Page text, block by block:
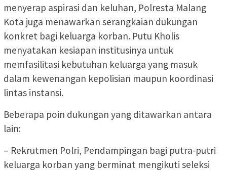
menyerap aspirasi dan keluhan, Polresta Malang
Kota juga menawarkan serangkaian dukungan
konkret bagi keluarga korban. Putu Kholis
menyatakan kesiapan institusinya untuk
memfasilitasi kebutuhan keluarga yang masuk
dalam kewenangan kepolisian maupun koordinasi
lintas instansi.
Beberapa poin dukungan yang ditawarkan antara
lain:
– Rekrutmen Polri, Pendampingan bagi putra-putri
keluarga korban yang berminat mengikuti seleksi